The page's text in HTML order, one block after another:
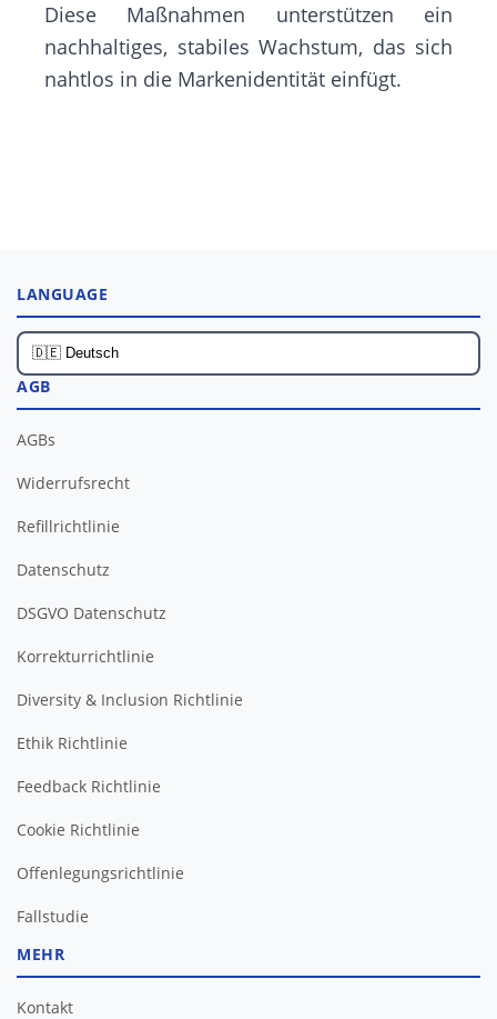
Diese Maßnahmen unterstützen ein
nachhaltiges, stabiles Wachstum, das sich
nahtlos in die Markenidentität einfügt.
LANGUAGE
AGB
AGBs
Widerrufsrecht
Refillrichtlinie
Datenschutz
DSGVO Datenschutz
Korrekturrichtlinie
Diversity & Inclusion Richtlinie
Ethik Richtlinie
Feedback Richtlinie
Cookie Richtlinie
Offenlegungsrichtlinie
Fallstudie
MEHR
Kontakt